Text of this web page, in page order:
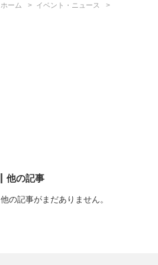
ホーム イベント・ニュース
他の記事
他の記事がまだありません。